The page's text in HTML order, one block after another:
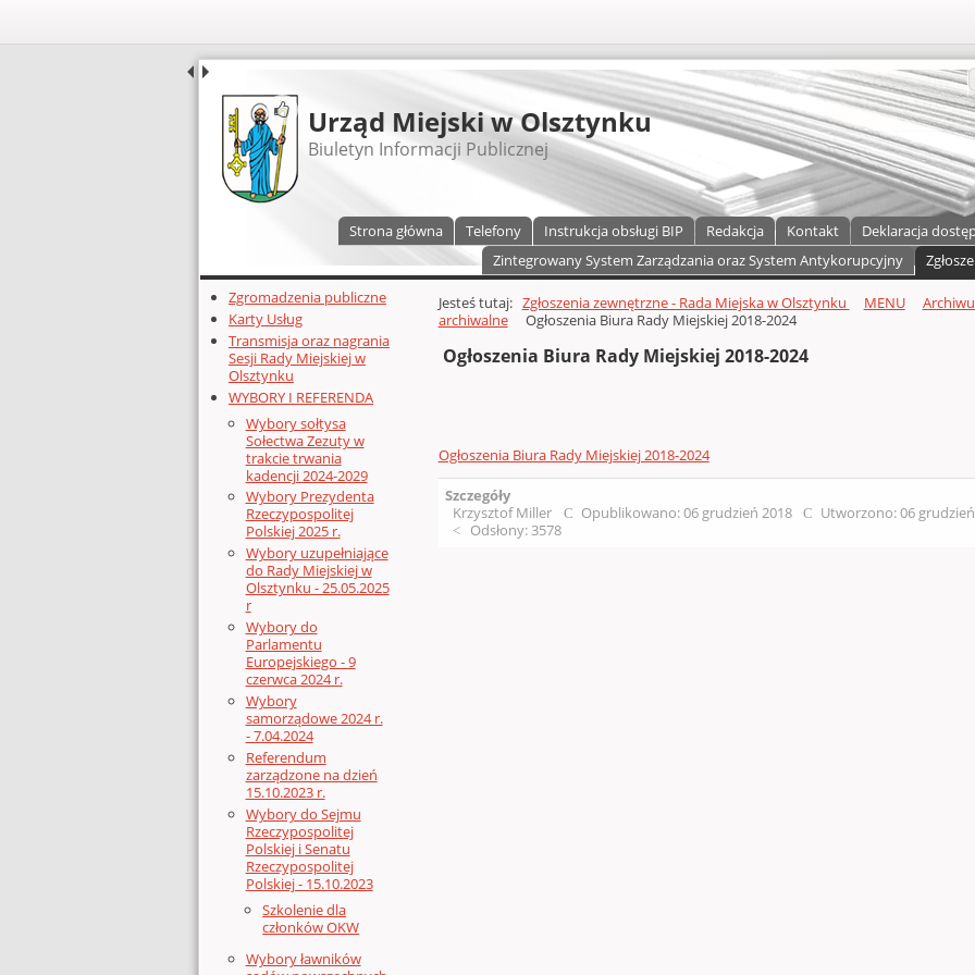
UDOSTĘPNIJ
Urząd Miejski w Olsztynku
Biuletyn Informacji Publicznej
Strona główna Telefony Instrukcja obsługi BIP Redakcja Kontakt Deklaracja
Zintegrowany System Zarządzania oraz System Antykorupcyjny
Dodatkowe zasoby (lewa kolumna)
Zgromadzenia publiczne
Karty Usług
Transmisja oraz nagrania
Sesji Rady Miejskiej w
Olsztynku
WYBORY I REFERENDA
Wybory sołtysa
Sołectwa Zezuty w
trakcie trwania
kadencji 2024-2029
Wybory Prezydenta
Rzeczypospolitej
Polskiej 2025 r.
Wybory uzupełniające
do Rady Miejskiej w
Olsztynku - 25.05.2025
r
Wybory do
Parlamentu
Europejskiego - 9
czerwca 2024 r.
Wybory
samorządowe 2024 r.
- 7.04.2024
Referendum
zarządzone na dzień
15.10.2023 r.
Wybory do Sejmu
Rzeczypospolitej
Polskiej i Senatu
Rzeczypospolitej
Polskiej - 15.10.2023
Szkolenie dla
członków OKW
Wybory ławników
Głównej zawartości
Jesteś tutaj: Zgłoszenia zewnętrzne - Rada Miejska w Olsztynku MENU
archiwalne
Ogłoszenia Biura Rady Miejskiej 2018-2024
Ogłoszenia Biura Rady Miejskiej 2018-2024
Ogłoszenia Biura Rady Miejskiej 2018-2024
Szczegóły
Krzysztof Miller
Opublikowano: 06 grudzień 2018 Utworzono: 06
Odsłony: 3578